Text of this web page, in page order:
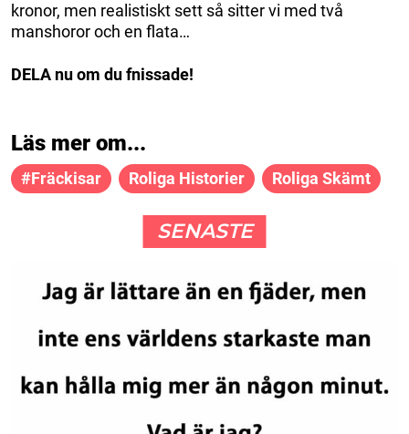
kronor, men realistiskt sett så sitter vi med två
manshoror och en flata…
DELA nu om du fnissade!
Läs mer om...
#fräckisar Roliga Historier Roliga Skämt
SENASTE